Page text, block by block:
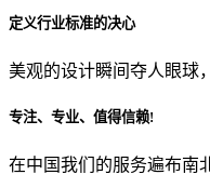
贵公司的团队规模是？
从哪里了解到我们？
定义行业标准的决心
美观的设计瞬间夺人眼球
专注、专业、值得信赖!
在中国我们的服务遍布南